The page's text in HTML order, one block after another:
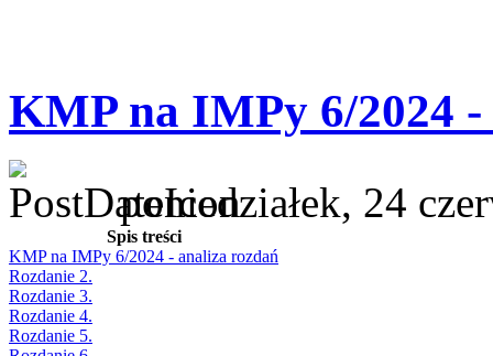
KMP na IMPy 6/2024
poniedziałek, 24
Spis treści
KMP na IMPy 6/2024 - analiza rozdań
Rozdanie 2.
Rozdanie 3.
Rozdanie 4.
Rozdanie 5.